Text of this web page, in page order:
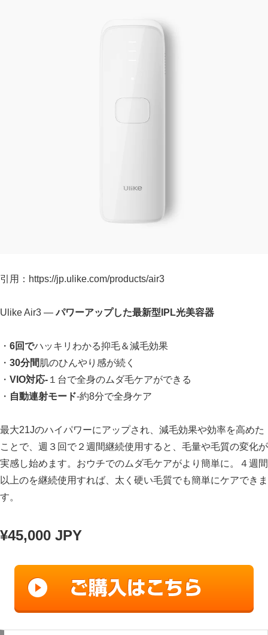
引用：https://jp.ulike.com/products/air3
Ulike Air3 —パワーアップした最新型IPL光美容器
・ 6回でハッキリわかる抑毛＆減毛効果
・ 30分間 肌のひんやり感が続く
・ VIO対応- １台で全身のムダ毛ケアができる
・ 自動連射モード-約8分で全身ケア
最大21Jのハイパワーにアップされ、減毛効果や効率を高めた
ことで、週３回で２週間継続使用すると、毛量や毛質の変化が
実感し始めます。おウチでのムダ毛ケアがより簡単に。４週間
以上のを継続使用すれば、太く硬い毛質でも簡単にケアできま
す。
¥45,000 JPY